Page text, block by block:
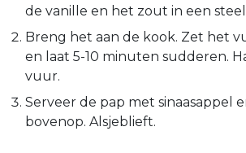
de vanille en het zout in een
Breng het aan de kook. Zet het
en laat 5-10 minuten sudderen.
vuur.
Serveer de pap met sinaasappel
bovenop. Alsjeblieft.